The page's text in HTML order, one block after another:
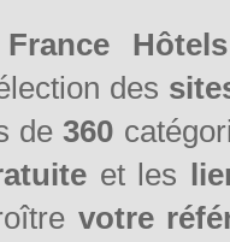
des
de360
et les
votre